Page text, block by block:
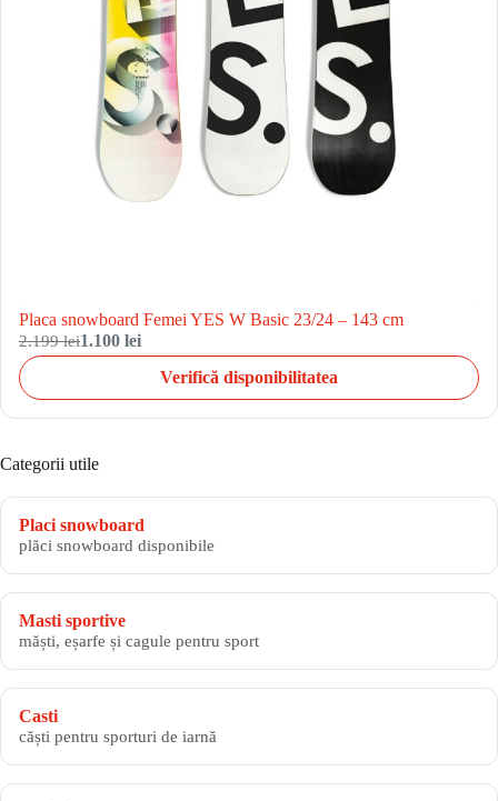
Placa snowboard Femei YES W Basic 23/24 – 143 cm
2.199 lei1.100 lei
Verifică disponibilitatea
Categorii utile
Placi snowboard
plăci snowboard disponibile
Masti sportive
măști, eșarfe și cagule pentru sport
Casti
căști pentru sporturi de iarnă